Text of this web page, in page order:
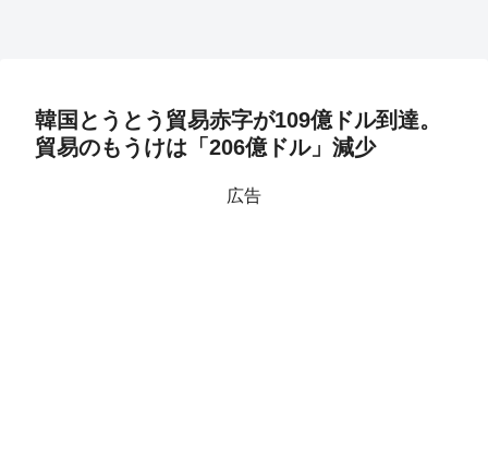
韓国とうとう貿易赤字が109億ドル到達。
貿易のもうけは「206億ドル」減少
広告